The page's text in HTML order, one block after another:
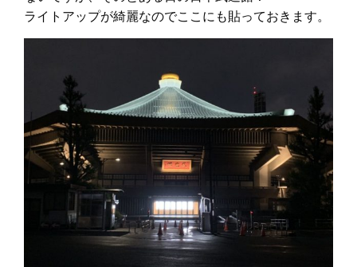
ライトアップが綺麗なのでここにも貼っておきます。